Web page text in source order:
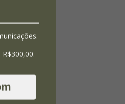
e corpo